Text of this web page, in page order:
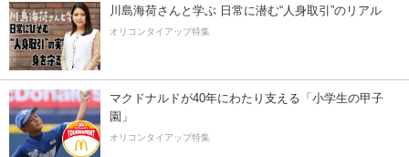
川島海荷さんと学ぶ 日常に潜む“人身取引”のリアル
オリコンタイアップ特集
マクドナルドが40年にわたり支える「小学生の甲子
園」
オリコンタイアップ特集